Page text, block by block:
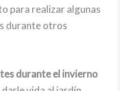
para realizar algunas
durante otros
durante el invierno